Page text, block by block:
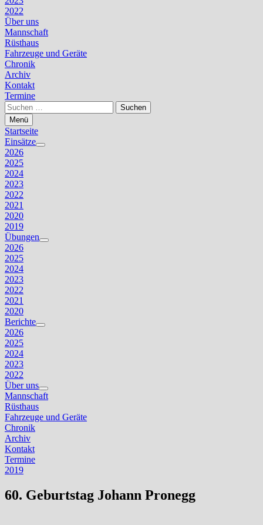
2022
Über uns
Mannschaft
Rüsthaus
Fahrzeuge und Geräte
Chronik
Archiv
Kontakt
Termine
Suchen
nach:
Menü
Startseite
Einsätze
Untermenü
2026
2025
2024
2023
2022
2021
2020
2019
Übungen
Untermenü
2026
2025
2024
2023
2022
2021
2020
Berichte
Untermenü
2026
2025
2024
2023
2022
Über uns
Untermenü
anzeigen
Mannschaft
Rüsthaus
Fahrzeuge und Geräte
Chronik
Archiv
Kontakt
Termine
2019
60. Geburtstag Johann Pronegg